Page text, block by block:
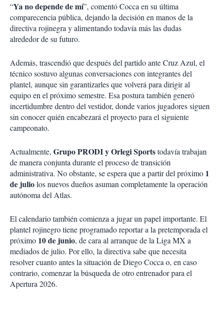
“Ya no depende de mí”, comentó Cocca en su última
comparecencia pública, dejando la decisión en manos de la
directiva rojinegra y alimentando todavía más las dudas
alrededor de su futuro.
Además, trascendió que después del partido ante Cruz Azul, el
técnico sostuvo algunas conversaciones con integrantes del
plantel, aunque sin garantizarles que volverá para dirigir al
equipo en el próximo semestre. Esa postura también generó
incertidumbre dentro del vestidor, donde varios jugadores siguen
sin conocer quién encabezará el proyecto para el siguiente
campeonato.
Actualmente, Grupo PRODI y Orlegi Sportstodavía trabajan
de manera conjunta durante el proceso de transición
administrativa. No obstante, se espera que a partir del próximo 1
de juliolos nuevos dueños asuman completamente la operación
autónoma del Atlas.
El calendario también comienza a jugar un papel importante. El
plantel rojinegro tiene programado reportar a la pretemporada el
próximo 10 de junio, de cara al arranque de la Liga MX a
mediados de julio. Por ello, la directiva sabe que necesita
resolver cuanto antes la situación de Diego Cocca o, en caso
contrario, comenzar la búsqueda de otro entrenador para el
Apertura 2026.